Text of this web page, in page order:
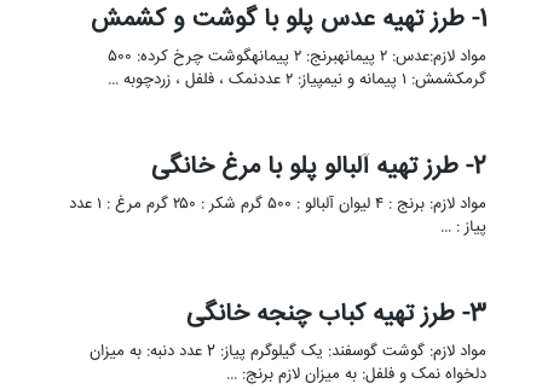
1- طرز تهیه عدس پلو با گوشت و کشمش
مواد لازم:عدس: ۲ پیمانهبرنج: ۲ پیمانهگوشت چرخ کرده: ۵۰۰
گرمکشمش: ۱ پیمانه و نیمپیاز: ۲ عددنمک ، فلفل ، زردچوبه …
2- طرز تهیه آلبالو پلو با مرغ خانگی
مواد لازم: برنج : ۴ لیوان آلبالو : ۵۰۰ گرم شکر : ۲۵۰ گرم مرغ : ۱ عدد
پیاز : …
3- طرز تهیه کباب چنجه خانگی
مواد لازم: گوشت گوسفند: یک گیلوگرم پیاز: 2 عدد دنبه: به میزان
دلخواه نمک و فلفل: به میزان لازم برنج: …